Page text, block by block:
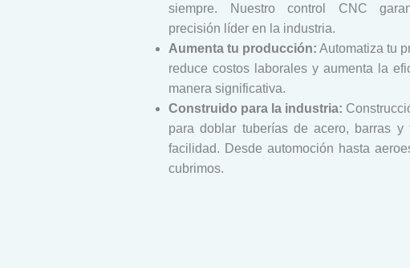
siempre. Nuestro control CNC
precisión líder en la industria.
Aumenta tu producción: Automatiza tu
reduce costos laborales y aumenta la
manera significativa.
Construido para la industria:
para doblar tuberías de acero, barras y
facilidad. Desde automoción hasta
cubrimos.